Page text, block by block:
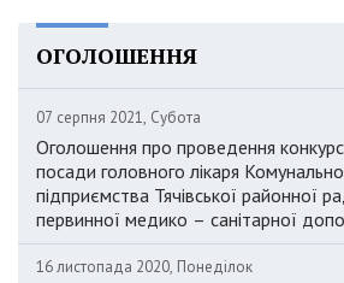
ОГОЛОШЕННЯ
07 серпня 2021, Субота
Оголошення про проведення конкурсу на зайняття
посади головного лікаря
підприємства Тячівської районної ради
первинної медико – санітарної
16 листопада 2020, Понеділок